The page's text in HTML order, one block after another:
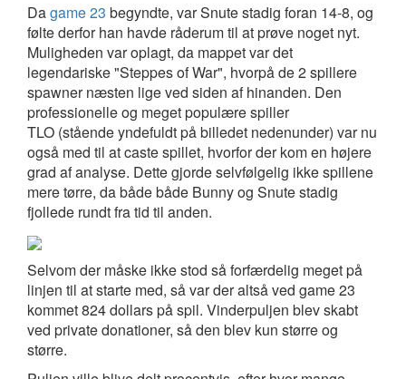
Dagame 23 begyndte, var Snute stadig foran 14-8, og
følte derfor han havde råderum til at prøve noget nyt.
Muligheden var oplagt, da mappet var det
legendariske "Steppes of War", hvorpå de 2 spillere
spawner næsten lige ved siden af hinanden. Den
professionelle og meget populære spiller
TLO (stående yndefuldt på billedet nedenunder) var nu
også med til at caste spillet, hvorfor der kom en højere
grad af analyse. Dette gjorde selvfølgelig ikke spillene
mere tørre, da både både Bunny og Snute stadig
fjollede rundt fra tid til anden.
Selvom der måske ikke stod så forfærdelig meget på
linjen til at starte med, så var der altså ved game 23
kommet 824 dollars på spil. Vinderpuljen blev skabt
ved private donationer, så den blev kun større og
større.